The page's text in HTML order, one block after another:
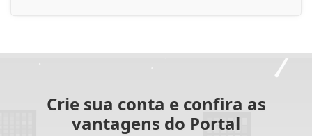
Crie sua conta e confira as
vantagens do Portal